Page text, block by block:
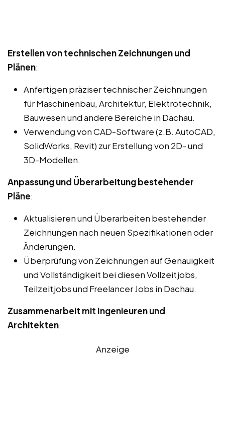
Erstellen von technischen Zeichnungen und
Plänen:
Anfertigen präziser technischer Zeichnungen
für Maschinenbau, Architektur, Elektrotechnik,
Bauwesen und andere Bereiche in Dachau.
Verwendung von CAD-Software (z.B. AutoCAD,
SolidWorks, Revit) zur Erstellung von 2D- und
3D-Modellen.
Anpassung und Überarbeitung bestehender
Pläne:
Aktualisieren und Überarbeiten bestehender
Zeichnungen nach neuen Spezifikationen oder
Änderungen.
Überprüfung von Zeichnungen auf Genauigkeit
und Vollständigkeit bei diesen Vollzeitjobs,
Teilzeitjobs und Freelancer Jobs in Dachau.
Zusammenarbeit mit Ingenieuren und
Architekten:
Anzeige